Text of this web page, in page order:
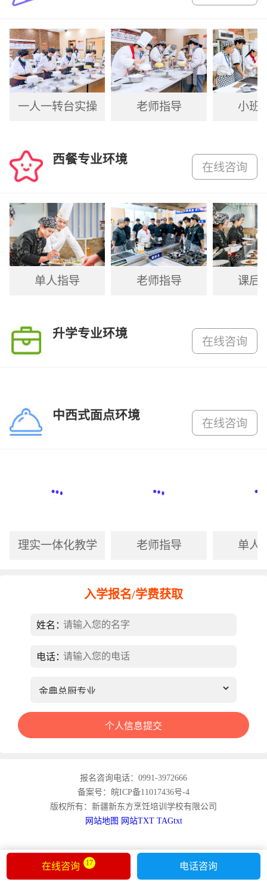
一人一转台实操 老师指导 小班
西餐专业环境
在线咨询
单人指导 老师指导 课后
升学专业环境
在线咨询
中西式面点环境
在线咨询
理实一体化教学 老师指导 单人
入学报名/学费获取
姓名：
电话：
报名咨询电话：0991-3972666
备案号：皖ICP备11017436号-4
版权所有：新疆新东方烹饪培训学校有限公司
网站地图 网站TXT TAGtxt
在线咨询 17 电话咨询